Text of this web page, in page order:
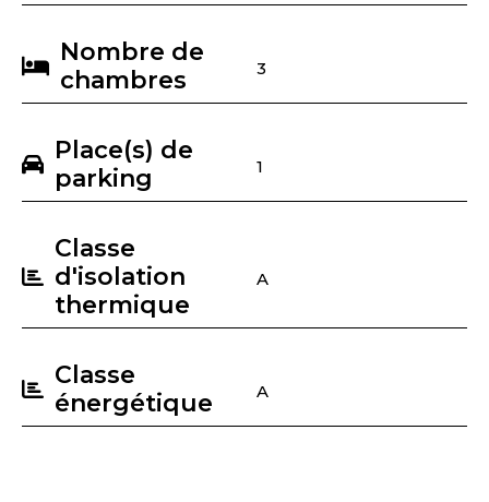
Nombre de
chambres
3
Place(s) de
parking
1
Classe
d'isolation
thermique
A
Classe
énergétique
A